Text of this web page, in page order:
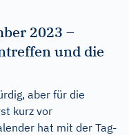
2023 –
und die
aber für die
kurz vor
hat mit der Tag-